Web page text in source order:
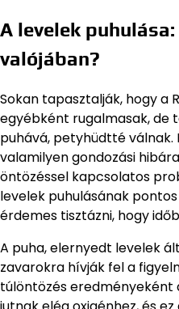
A levelek
valójában?
Sokan tapasztalják, hogy a
egyébként rugalmasak, de
puhává, petyhüdtté válnak.
valamilyen gondozási
öntözéssel kapcsolatos
levelek puhulásának
érdemes tisztázni, hogy
A puha, elernyedt levelek
zavarokra hívják fel a
túlöntözés eredményeként